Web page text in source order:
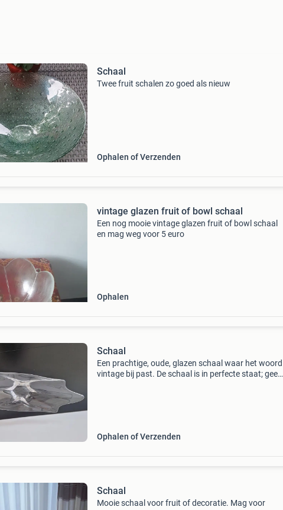
Schaal
Twee fruit schalen zo goed als nieuw
Ophalen of Verzenden
vintage glazen fruit of bowl schaal
Een nog mooie vintage glazen fruit of bowl schaal
en mag weg voor 5 euro
Ophalen
Schaal
Een prachtige, oude, glazen schaal waar het woord
vintage bij past. De schaal is in perfecte staat; geen
Ophalen of Verzenden
Schaal
Mooie schaal voor fruit of decoratie. Mag voor